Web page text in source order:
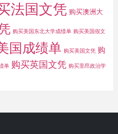
法国文凭 购买澳洲大
购买美国东北大学成绩单 购买美国假文
国成绩单 购买美国文凭 购
单 购买英国文凭 购买里昂政治学